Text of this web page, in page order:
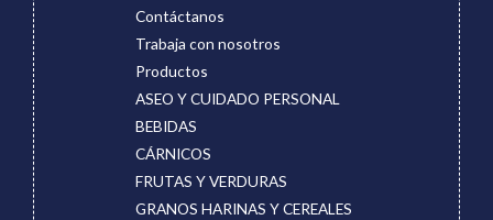
Contáctanos
Trabaja con nosotros
Productos
ASEO Y CUIDADO PERSONAL
BEBIDAS
CÁRNICOS
FRUTAS Y VERDURAS
GRANOS HARINAS Y CEREALES